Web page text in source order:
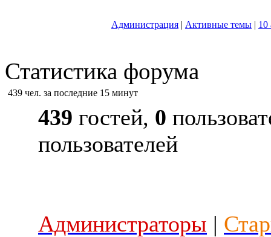
Администрация | Активные темы | 10
Статистика форума
439 чел. за последние 15 минут
439 гостей, 0
пользователей
Администраторы |